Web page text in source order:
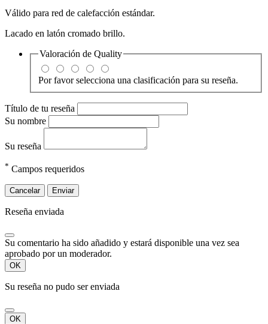
Válido para red de calefacción estándar.
Lacado en latón cromado brillo.
Valoración de Quality
Por favor selecciona una clasificación para su reseña.
Título de tu reseña
Su nombre
Su reseña
* Campos requeridos
Cancelar Enviar
Reseña enviada
Su comentario ha sido añadido y estará disponible una vez sea
aprobado por un moderador.
OK
Su reseña no pudo ser enviada
OK